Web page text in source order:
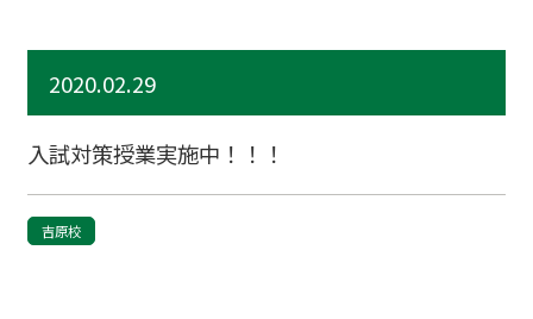
2020.02.29
入試対策授業実施中！！！
吉原校